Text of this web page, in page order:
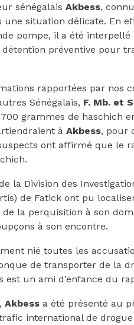
sénégalais Akbess,
une situation délicate. En
pompe, il a été
préventive pour
rapportées par nos
Sénégalais, F. Mb. et
grammes de haschich
à Akbess, pour
ont affirmé que le
la Division des
de Fatick ont pu
de la perquisition à son
à son encontre.
nié toutes les
de transporter de la
est un ami d’enfance du
Akbess a été présenté au
international de